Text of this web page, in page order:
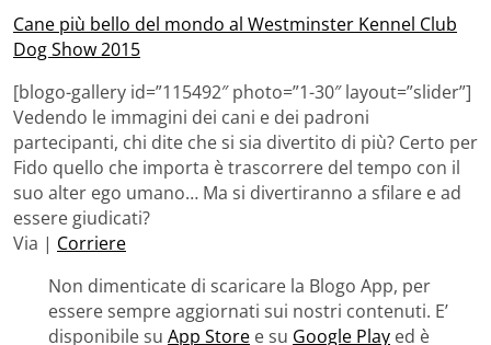
Cane più bello del mondo al Westminster Kennel Club
Dog Show 2015
[blogo-gallery id=”115492″ photo=”1-30″ layout=”slider”]
Vedendo le immagini dei cani e dei padroni
partecipanti, chi dite che si sia divertito di più? Certo per
Fido quello che importa è trascorrere del tempo con il
suo alter ego umano… Ma si divertiranno a sfilare e ad
essere giudicati?
Via | Corriere
Non dimenticate di scaricare la Blogo App, per
essere sempre aggiornati sui nostri contenuti. E’
disponibile su App Store e su Google Play ed è